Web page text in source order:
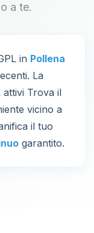
a te.
in Pollena
La
attivi Trova il
vicino a
il tuo
garantito.